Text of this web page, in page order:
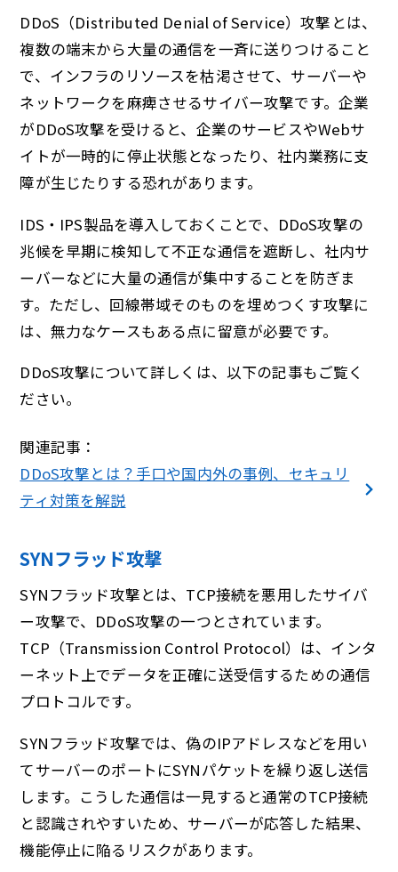
DDoS（Distributed Denial of Service）攻撃とは、
複数の端末から大量の通信を一斉に送りつけること
で、インフラのリソースを枯渇させて、サーバーや
ネットワークを麻痺させるサイバー攻撃です。企業
がDDoS攻撃を受けると、企業のサービスやWebサ
イトが一時的に停止状態となったり、社内業務に支
障が生じたりする恐れがあります。
IDS・IPS製品を導入しておくことで、DDoS攻撃の
兆候を早期に検知して不正な通信を遮断し、社内サ
ーバーなどに大量の通信が集中することを防ぎま
す。ただし、回線帯域そのものを埋めつくす攻撃に
は、無力なケースもある点に留意が必要です。
DDoS攻撃について詳しくは、以下の記事もご覧く
ださい。
関連記事：
DDoS攻撃とは？手口や国内外の事例、セキュリ
ティ対策を解説
SYNフラッド攻撃
SYNフラッド攻撃とは、TCP接続を悪用したサイバ
ー攻撃で、DDoS攻撃の一つとされています。
TCP（Transmission Control Protocol）は、インタ
ーネット上でデータを正確に送受信するための通信
プロトコルです。
SYNフラッド攻撃では、偽のIPアドレスなどを用い
てサーバーのポートにSYNパケットを繰り返し送信
します。こうした通信は一見すると通常のTCP接続
と認識されやすいため、サーバーが応答した結果、
機能停止に陥るリスクがあります。